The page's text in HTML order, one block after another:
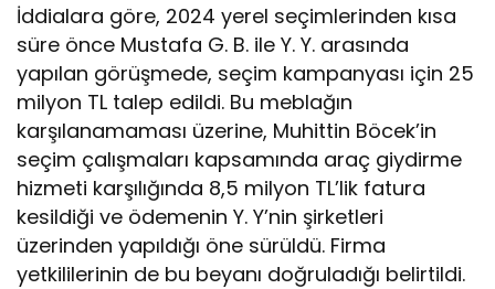
İddialara göre, 2024 yerel seçimlerinden kısa
süre önce Mustafa G. B. ile Y. Y. arasında
yapılan görüşmede, seçim kampanyası için 25
milyon TL talep edildi. Bu meblağın
karşılanamaması üzerine, Muhittin Böcek’in
seçim çalışmaları kapsamında araç giydirme
hizmeti karşılığında 8,5 milyon TL’lik fatura
kesildiği ve ödemenin Y. Y’nin şirketleri
üzerinden yapıldığı öne sürüldü. Firma
yetkililerinin de bu beyanı doğruladığı belirtildi.